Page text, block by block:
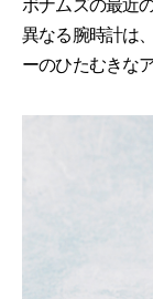
ボナムズの最近
異なる腕時計は
ーのひたむきな